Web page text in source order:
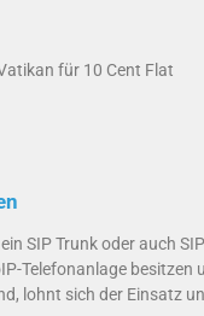
für 10 Cent Flat
SIP Trunk oder auch
Telefonanlage besitzen
lohnt sich der Einsatz